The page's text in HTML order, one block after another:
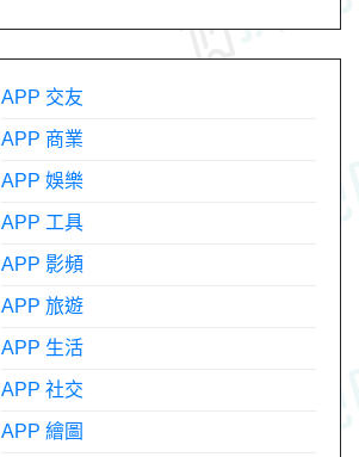
APP 交友
APP 商業
APP 娛樂
APP 工具
APP 影頻
APP 旅遊
APP 生活
APP 社交
APP 繪圖